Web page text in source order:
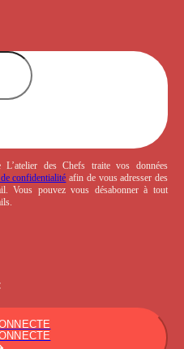
des Chefs traite vos données
confidentialité afin de vous adresser des
Vous pouvez vous désabonner à tout